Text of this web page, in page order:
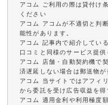
アコム ご利用の際は貸付け
ください
アコム アコムが不適切と判
能性があります。
アコム 記事内で紹介してい
口コミと同様のサービス提
アコム 店舗・自動契約機で
済遅延しない場合は郵送物が
アコム 当サイトではアフィ
から委託を受け広告収益を
アコム 適用金利や利用極度